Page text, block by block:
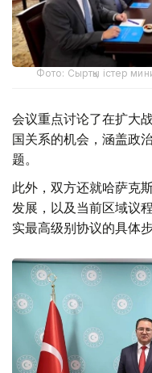
Фото: Сыртқы істер
会议重点讨论了在扩大
国关系的机会，涵盖政
题。
此外，双方还就哈萨克
发展，以及当前区域议
实最高级别协议的具体步